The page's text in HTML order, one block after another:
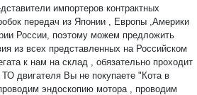
импортеров контрактных
передач из Японии , Европы ,Америки
России, поэтому можем предложить
из всех представленных на Российском
двигателя Вы не покупаете "Кота в
эндоскопию мотора , проводим